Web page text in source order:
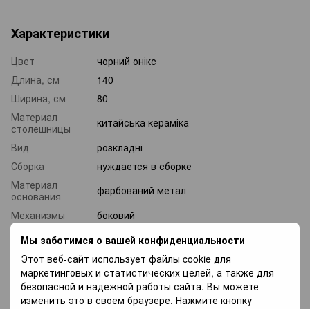
Мы заботимся о вашей конфиденциальности
Этот веб-сайт использует файлы cookie для
маркетинговых и статистических целей, а также для
безопасной и надежной работы сайта. Вы можете
изменить это в своем браузере. Нажмите кнопку
Характеристики
Цвет
чорний онікс
Длина, см
140
Ширина, см
80
Материал
столешницы
китайська кераміка
Вид
розкладні
Сборка
нуждается в сборке
Материал
основания
фарбований метал
Механизмы
боковий
Максимальная
длина
столешницы,
см
Вес, кг 109